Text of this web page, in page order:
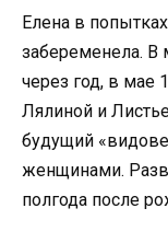
Елена в
забеременела. В
через год, в мае
Лялиной и
будущий
женщинами.
полгода после